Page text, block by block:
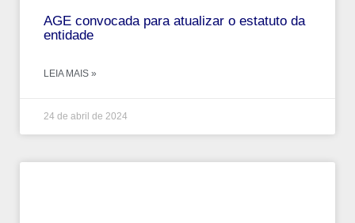
AGE convocada para atualizar o estatuto da
entidade
LEIA MAIS »
24 de abril de 2024